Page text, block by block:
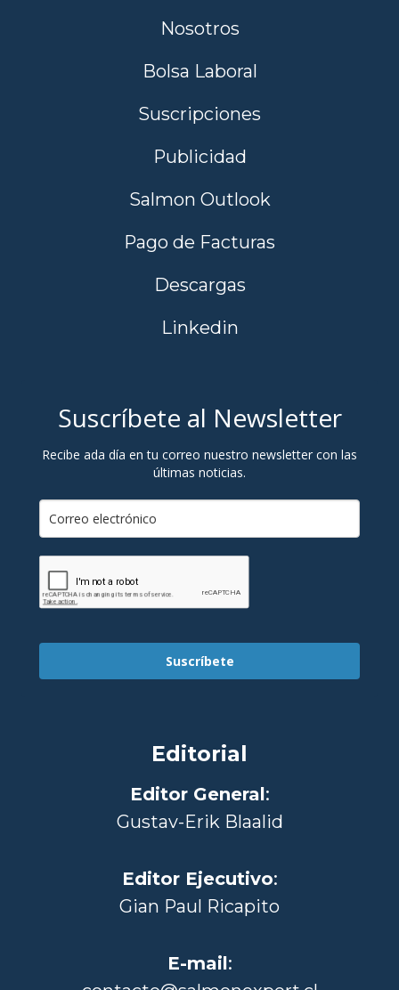
Nosotros
Bolsa Laboral
Suscripciones
Publicidad
Salmon Outlook
Pago de Facturas
Descargas
Linkedin
Suscríbete al Newsletter
Recibe ada día en tu correo nuestro newsletter con las
últimas noticias.
Suscríbete
Editorial
Editor General:
Gustav-Erik Blaalid
Editor Ejecutivo:
Gian Paul Ricapito
E-mail: